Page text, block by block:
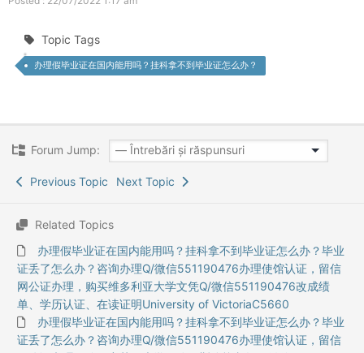
Topic Tags
办理假毕业证在国内能用吗？挂科拿不到毕业证怎么办？
Forum Jump:
Previous Topic Next Topic
Related Topics
办理假毕业证在国内能用吗？挂科拿不到毕业证怎么办？毕业
证丢了怎么办？咨询办理Q/微信551190476办理使馆认证，留信
网公证办理，购买维多利亚大学文凭Q/微信551190476改成绩
单、学历认证、在读证明University of VictoriaC5660
办理假毕业证在国内能用吗？挂科拿不到毕业证怎么办？毕业
证丢了怎么办？咨询办理Q/微信551190476办理使馆认证，留信